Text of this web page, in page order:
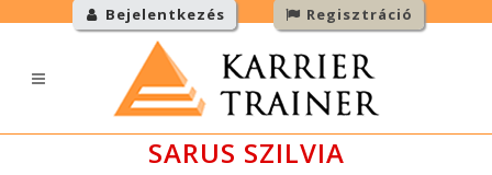
Bejelentkezés Regisztráció
SARUS SZILVIA